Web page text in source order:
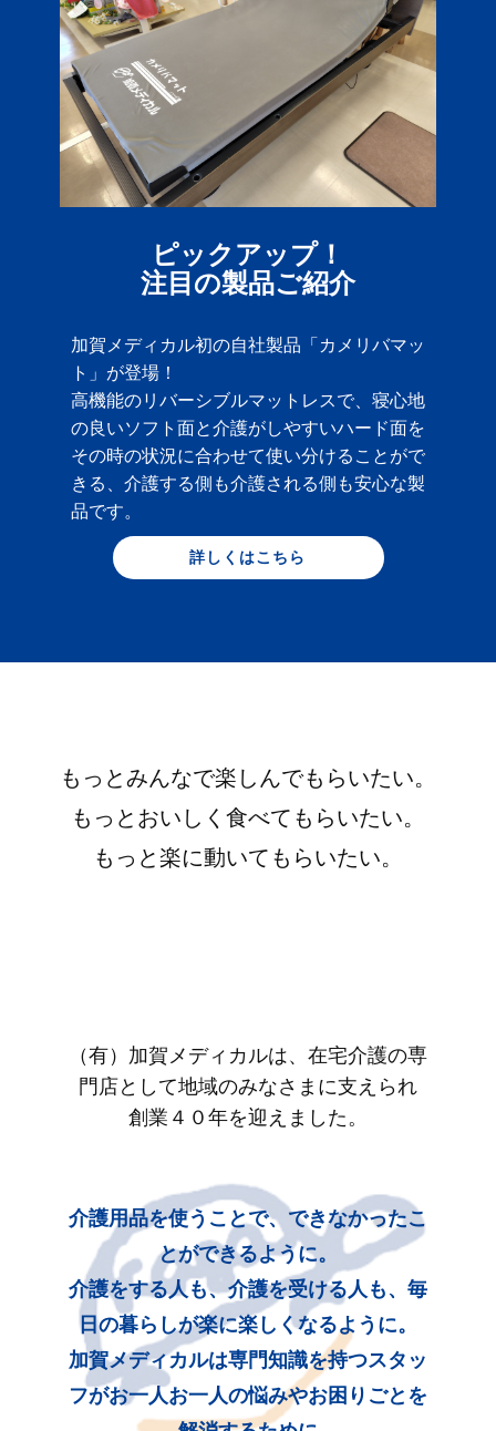
ピックアップ！
注目の製品ご紹介
加賀メディカル初の自社製品「カメリバマッ
ト」が登場！
高機能のリバーシブルマットレスで、寝心地
の良いソフト面と介護がしやすいハード面を
その時の状況に合わせて使い分けることがで
きる、介護する側も介護される側も安心な製
品です。
詳しくはこちら
もっとみんなで楽しんでもらいたい。
もっとおいしく食べてもらいたい。
もっと楽に動いてもらいたい。
（有）加賀メディカルは、在宅介護の専
門店として地域のみなさまに支えられ
創業４０年を迎えました。
介護用品を使うことで、できなかったこ
とができるように。
介護をする人も、介護を受ける人も、毎
日の暮らしが楽に楽しくなるように。
加賀メディカルは専門知識を持つスタッ
フがお一人お一人の悩みやお困りごとを